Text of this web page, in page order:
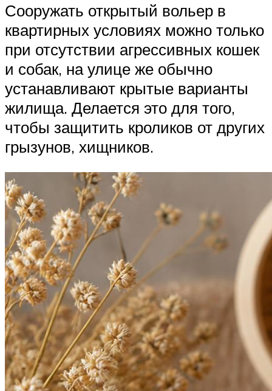
Сооружать открытый вольер в
квартирных условиях можно только
при отсутствии агрессивных кошек
и собак, на улице же обычно
устанавливают крытые варианты
жилища. Делается это для того,
чтобы защитить кроликов от других
грызунов, хищников.